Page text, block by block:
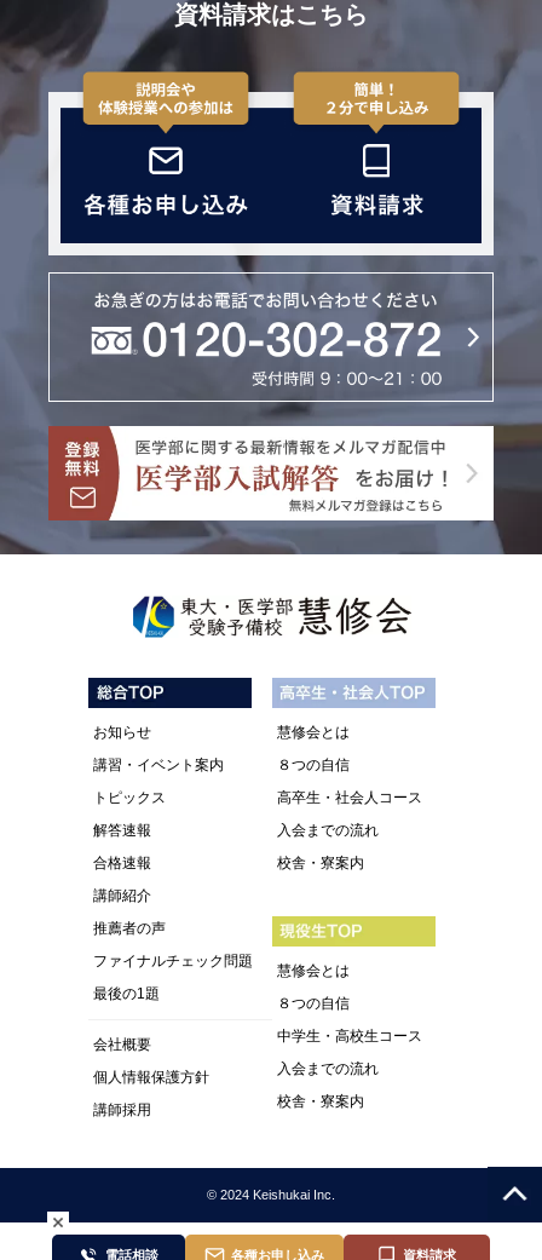
資料請求はこちら
お知らせ
講習・イベント案内
トピックス
解答速報
合格速報
講師紹介
推薦者の声
ファイナルチェック問題
最後の1題
会社概要
個人情報保護方針
講師採用
慧修会とは
８つの自信
高卒生・社会人コース
入会までの流れ
校舎・寮案内
慧修会とは
８つの自信
中学生・高校生コース
入会までの流れ
校舎・寮案内
© 2024 Keishukai Inc.
電話相談 各種お申し込み 資料請求